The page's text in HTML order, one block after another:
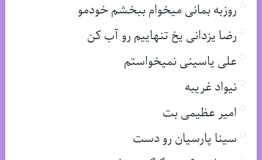
روزبه بمانی میخوام ببخشم خودمو
رضا یزدانی یخ تنهاییم رو آب کن
علی یاسینی نمیخواستم
نیواد غریبه
امیر عظیمی بت
سینا پارسیان رو دست